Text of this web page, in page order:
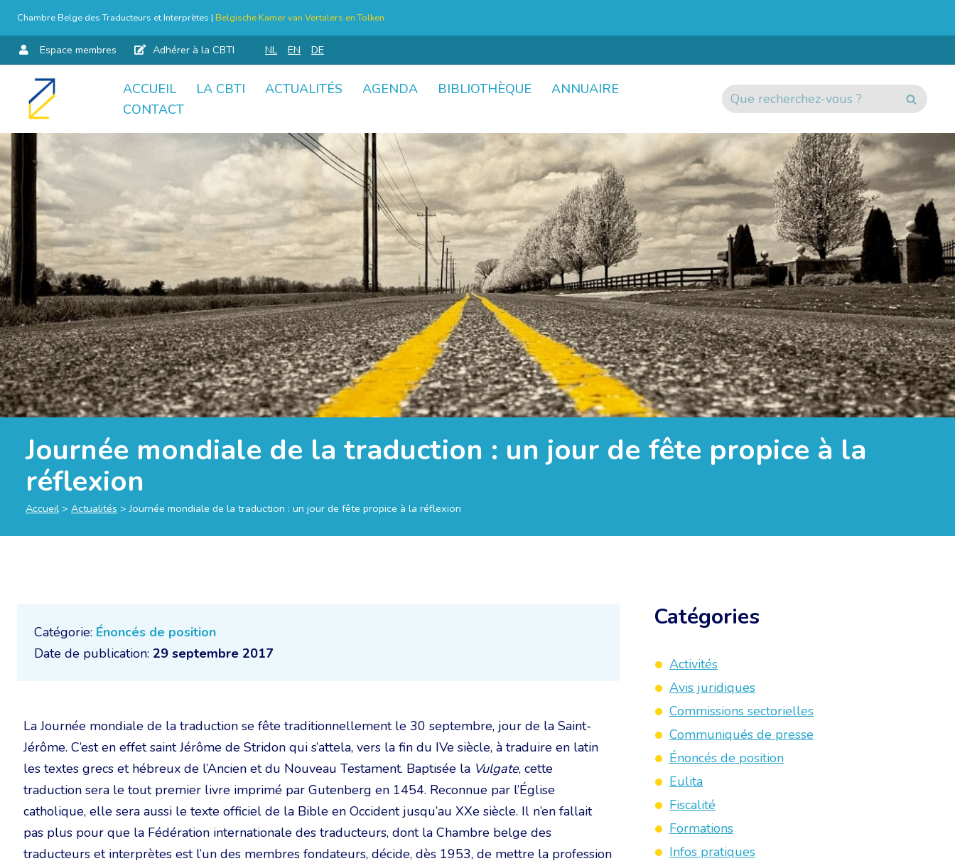
Chambre Belge des Traducteurs et Interprètes | Belgische Kamer van Vertalers en Tolken
Espace membres Adhérer à la CBTI NL EN DE
Aller
contenu
ACCUEIL LA CBTI ACTUALITÉS AGENDA BIBLIOTHÈQUE
ANNUAIRE
CONTACT
Journée mondiale de la traduction : un jour de fête propice à la
réflexion
Accueil > Actualités >Journée mondiale de la traduction : un jour de fête propice à la réflexion
Catégorie: Énoncés de position
Date de publication: 29 septembre 2017
La Journée mondiale de la traduction se fête traditionnellement le 30 septembre, jour de la Saint-
Jérôme. C’est en effet saint Jérôme de Stridon qui s’attela, vers la fin du IVe siècle, à traduire en latin
les textes grecs et hébreux de l’Ancien et du Nouveau Testament. Baptisée la Vulgate, cette
traduction sera le tout premier livre imprimé par Gutenberg en 1454. Reconnue par l’Église
catholique, elle sera aussi le texte officiel de la Bible en Occident jusqu’au XXe siècle. Il n’en fallait
pas plus pour que la Fédération internationale des traducteurs, dont la Chambre belge des
traducteurs et interprètes est l’un des membres fondateurs, décide, dès 1953, de mettre la profession
Catégories
Activités
Avis juridiques
Commissions sectorielles
Communiqués de presse
Énoncés de position
Eulita
Fiscalité
Formations
Infos pratiques